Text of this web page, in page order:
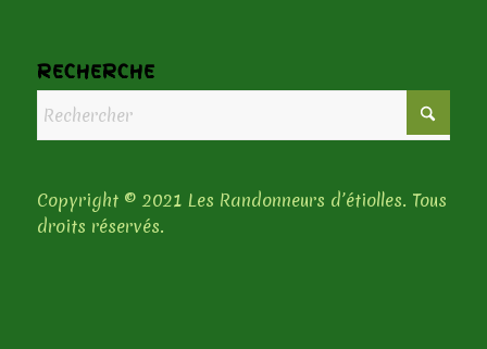
RECHERCHE
Copyright © 2021 Les Randonneurs d’étiolles. Tous
droits réservés.